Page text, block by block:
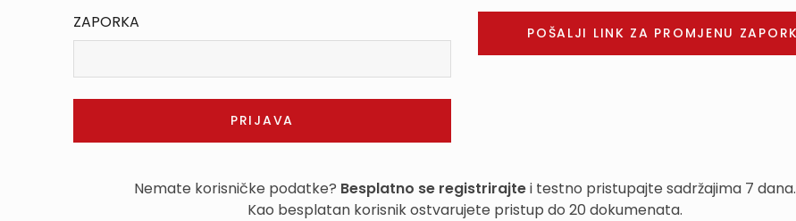
ZAPORKA
Nemate korisničke podatke? Besplatno se registrirajtei testno pristupajte sadržajima 7 dana.
Kao besplatan korisnik ostvarujete pristup do 20 dokumenata.